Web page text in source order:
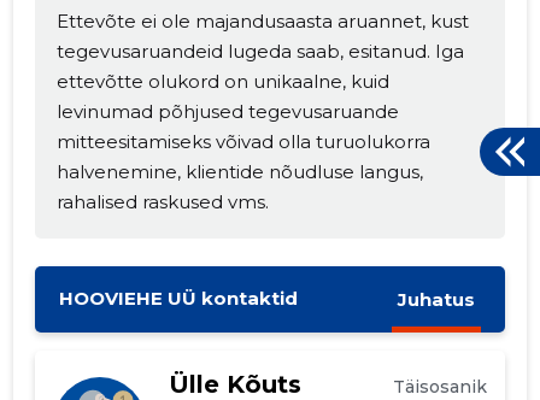
Ettevõte ei ole majandusaasta aruannet, kust
tegevusaruandeid lugeda saab, esitanud. Iga
ettevõtte olukord on unikaalne, kuid
levinumad põhjused tegevusaruande
mitteesitamiseks võivad olla turuolukorra
halvenemine, klientide nõudluse langus,
rahalised raskused vms.
HOOVIEHE UÜ kontaktid Juhatus
Ülle Kõuts Täisosanik